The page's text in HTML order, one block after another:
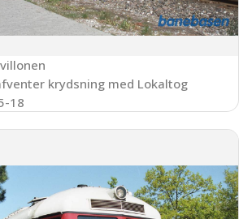
krydsning med Lokaltog
18